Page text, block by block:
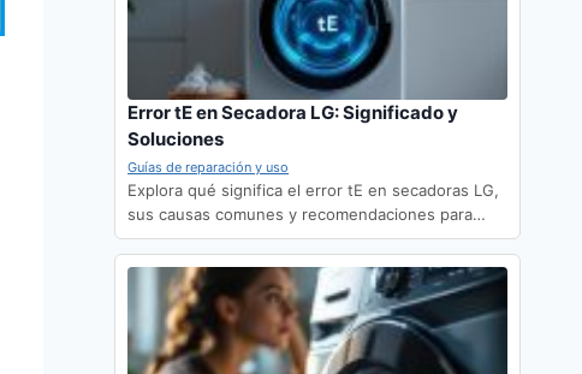
Error tE en Secadora LG: Significado y
Soluciones
Guías de reparación y uso
Explora qué significa el error tE en secadoras LG,
sus causas comunes y recomendaciones para…